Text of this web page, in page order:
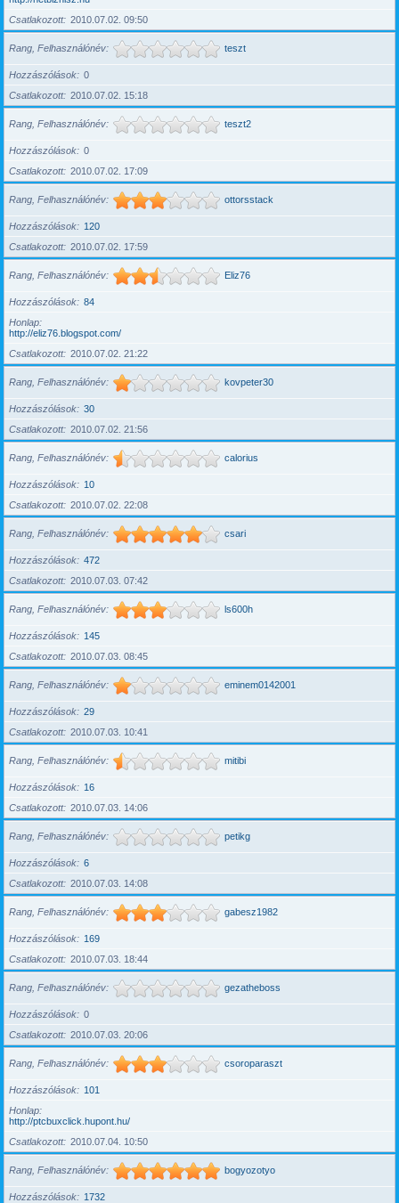
Csatlakozott
2010.07.02. 09:50
Rang, Felhasználónév teszt
Hozzászólások
0
Csatlakozott
2010.07.02. 15:18
Rang, Felhasználónév teszt2
Hozzászólások
0
Csatlakozott
2010.07.02. 17:09
Rang, Felhasználónév ottorsstack
Hozzászólások
120
Csatlakozott
2010.07.02. 17:59
Rang, Felhasználónév Eliz76
Hozzászólások
84
Honlap
http://eliz76.blogspot.com/
Csatlakozott
2010.07.02. 21:22
Rang, Felhasználónév kovpeter30
Hozzászólások
30
Csatlakozott
2010.07.02. 21:56
Rang, Felhasználónév calorius
Hozzászólások
10
Csatlakozott
2010.07.02. 22:08
Rang, Felhasználónév csari
Hozzászólások
472
Csatlakozott
2010.07.03. 07:42
Rang, Felhasználónév ls600h
Hozzászólások
145
Csatlakozott
2010.07.03. 08:45
Rang, Felhasználónév eminem0142001
Hozzászólások
29
Csatlakozott
2010.07.03. 10:41
Rang, Felhasználónév mitibi
Hozzászólások
16
Csatlakozott
2010.07.03. 14:06
Rang, Felhasználónév petikg
Hozzászólások
6
Csatlakozott
2010.07.03. 14:08
Rang, Felhasználónév gabesz1982
Hozzászólások
169
Csatlakozott
2010.07.03. 18:44
Rang, Felhasználónév gezatheboss
Hozzászólások
0
Csatlakozott
2010.07.03. 20:06
Rang, Felhasználónév csoroparaszt
Hozzászólások
101
Honlap
http://ptcbuxclick.hupont.hu/
Csatlakozott
2010.07.04. 10:50
Rang, Felhasználónév bogyozotyo
Hozzászólások
1732